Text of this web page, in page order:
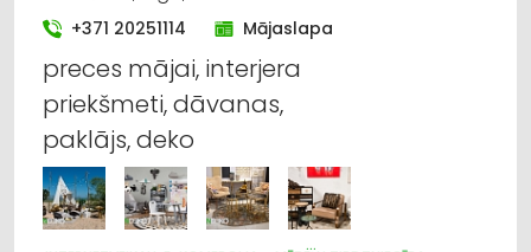
Paklāji, paklāju serviss
Papīra un tā izstrādājumu ražošana
Poligrāfijas pakalpojumi
Pulksteņu tirdzniecība
Reklāma
+371 20251114 Mājaslapa
preces mājai, interjera
priekšmeti, dāvanas,
paklājs, deko